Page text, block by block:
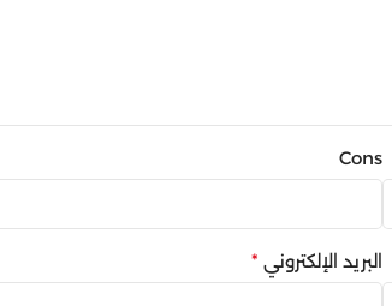
Cons
البريد الإلكتروني *